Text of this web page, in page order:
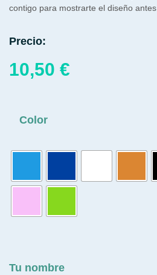
contigo para mostrarte el diseño
Precio:
10,50 €
Color
Tu nombre